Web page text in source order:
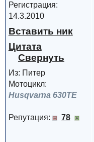
Регистрация:
14.3.2010
Вставить ник
Цитата
Из: Питер
Мотоцикл:
Husqvarna 630TE
Репутация: 78